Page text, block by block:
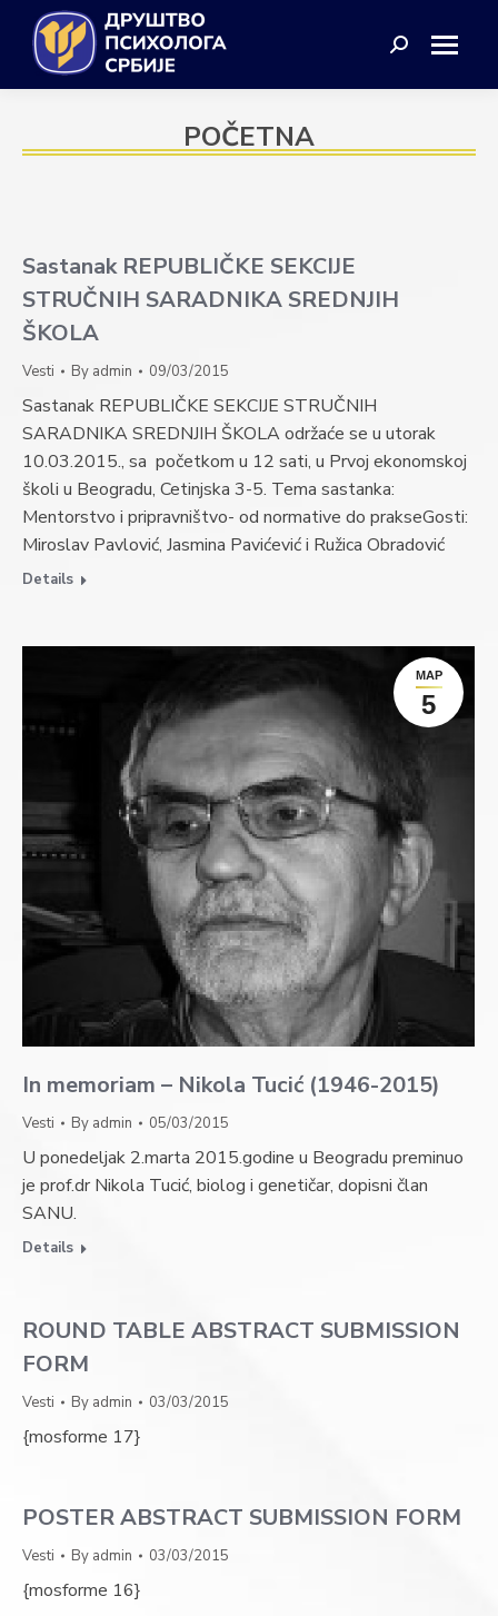
Search:
POČETNA
Sastanak REPUBLIČKE SEKCIJE
STRUČNIH SARADNIKA SREDNJIH
ŠKOLA
Vesti By admin 09/03/2015
Sastanak REPUBLIČKE SEKCIJE STRUČNIH
SARADNIKA SREDNJIH ŠKOLA održaće se u utorak
10.03.2015., sa početkom u 12 sati, u Prvoj ekonomskoj
školi u Beogradu, Cetinjska 3-5. Tema sastanka:
Mentorstvo i pripravništvo- od normative do prakseGosti:
Miroslav Pavlović, Jasmina Pavićević i Ružica Obradović
Details
МАР
5
In memoriam – Nikola Tucić (1946-2015)
Vesti By admin 05/03/2015
U ponedeljak 2.marta 2015.godine u Beogradu preminuo
je prof.dr Nikola Tucić, biolog i genetičar, dopisni član
SANU.
Details
ROUND TABLE ABSTRACT SUBMISSION
FORM
Vesti By admin 03/03/2015
{mosforme 17}
POSTER ABSTRACT SUBMISSION FORM
Vesti By admin 03/03/2015
{mosforme 16}